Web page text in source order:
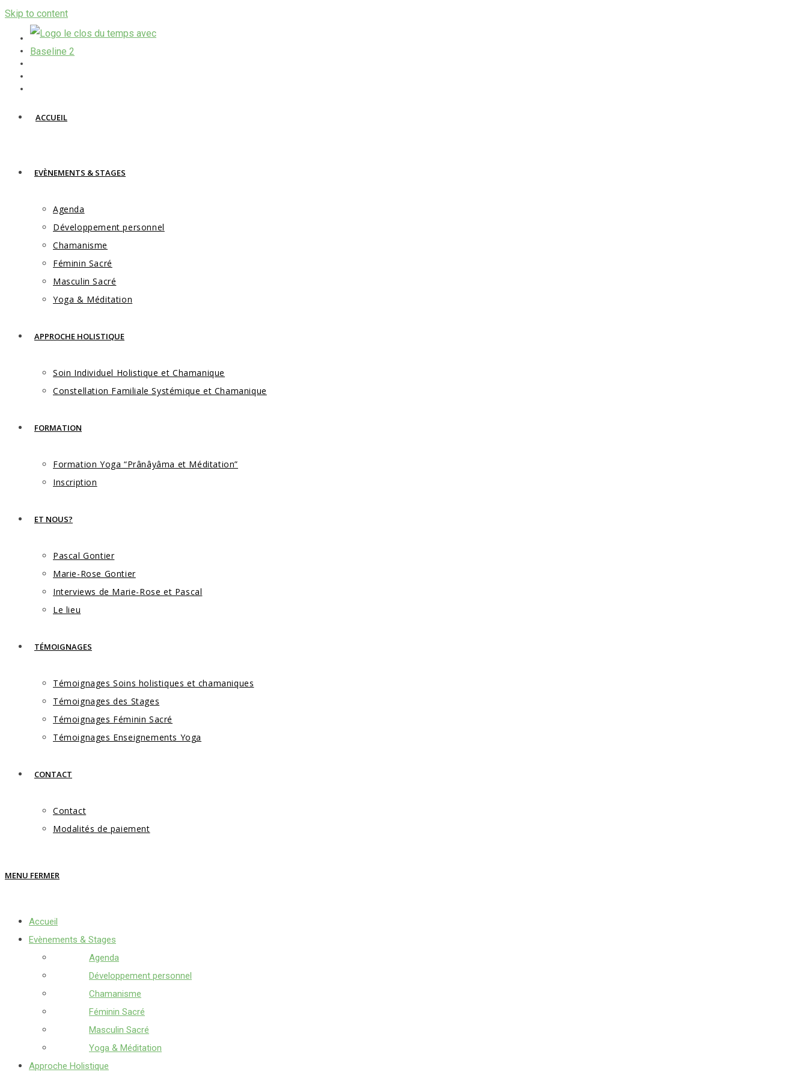
Skip to content
ACCUEIL
EVÈNEMENTS & STAGES
Agenda
Développement personnel
Chamanisme
Féminin Sacré
Masculin Sacré
Yoga & Méditation
APPROCHE HOLISTIQUE
Soin Individuel Holistique et Chamanique
Constellation Familiale Systémique et Chamanique
FORMATION
Formation Yoga “Prânâyâma et Méditation”
Inscription
ET NOUS?
Pascal Gontier
Marie-Rose Gontier
Interviews de Marie-Rose et Pascal
Le lieu
TÉMOIGNAGES
Témoignages Soins holistiques et chamaniques
Témoignages des Stages
Témoignages Féminin Sacré
Témoignages Enseignements Yoga
CONTACT
Contact
Modalités de paiement
MENU FERMER
Accueil
Evènements & Stages
Agenda
Développement personnel
Chamanisme
Féminin Sacré
Masculin Sacré
Yoga & Méditation
Approche Holistique